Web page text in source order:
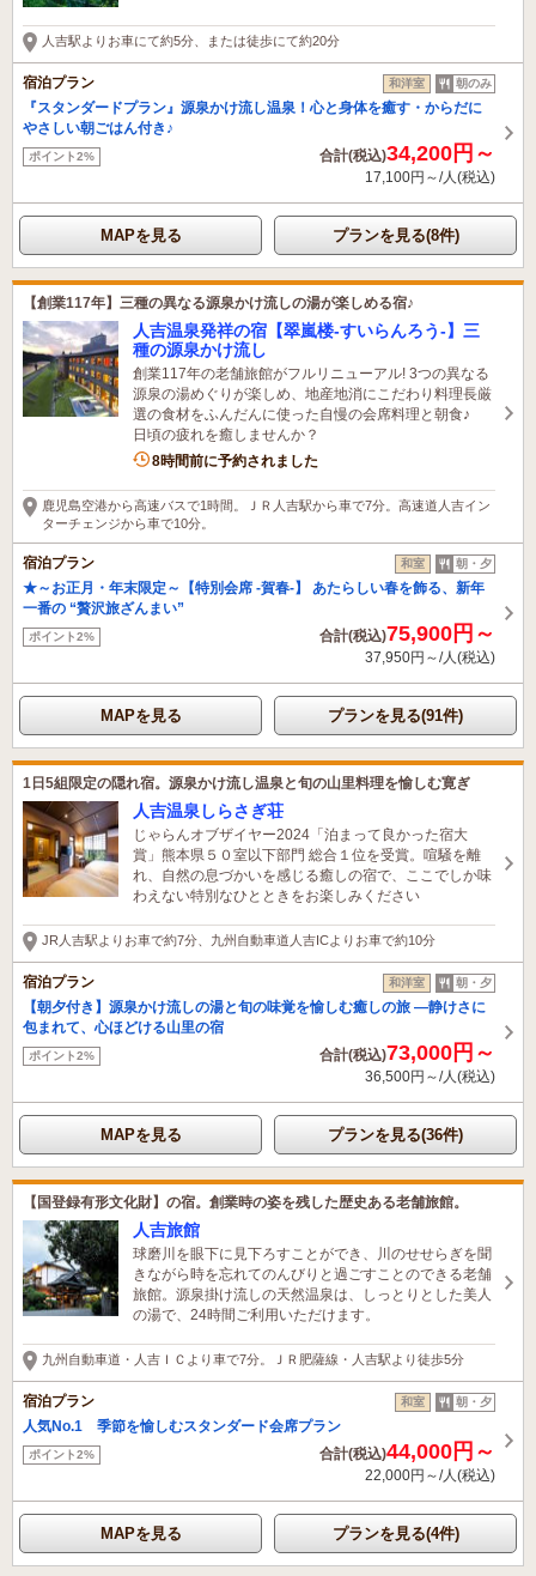
人吉駅よりお車にて約5分、または徒歩にて約20分
宿泊プラン 和洋室 朝のみ
『スタンダードプラン』源泉かけ流し温泉！心と身体を癒す・からだに
やさしい朝ごはん付き♪
ポイント2% 合計(税込)34,200円～
17,100円～/人(税込)
MAPを見る プランを見る(8件)
【創業117年】三種の異なる源泉かけ流しの湯が楽しめる宿♪
人吉温泉発祥の宿【翠嵐楼-すいらんろう-】三
種の源泉かけ流し
創業117年の老舗旅館がフルリニューアル! 3つの異なる
源泉の湯めぐりが楽しめ、地産地消にこだわり料理長厳
選の食材をふんだんに使った自慢の会席料理と朝食♪
日頃の疲れを癒しませんか？
8時間前に予約されました
鹿児島空港から高速バスで1時間。ＪＲ人吉駅から車で7分。高速道人吉イン
ターチェンジから車で10分。
宿泊プラン 和室 朝・夕
★～お正月・年末限定～【特別会席 -賀春-】 あたらしい春を飾る、新年
一番の “贅沢旅ざんまい”
ポイント2% 合計(税込)75,900円～
37,950円～/人(税込)
MAPを見る プランを見る(91件)
1日5組限定の隠れ宿。源泉かけ流し温泉と旬の山里料理を愉しむ寛ぎ
人吉温泉しらさぎ荘
じゃらんオブザイヤー2024「泊まって良かった宿大
賞」熊本県５０室以下部門 総合１位を受賞。喧騒を離
れ、自然の息づかいを感じる癒しの宿で、ここでしか味
わえない特別なひとときをお楽しみください
JR人吉駅よりお車で約7分、九州自動車道人吉ICよりお車で約10分
宿泊プラン 和洋室 朝・夕
【朝夕付き】源泉かけ流しの湯と旬の味覚を愉しむ癒しの旅 ―静けさに
包まれて、心ほどける山里の宿
ポイント2% 合計(税込)73,000円～
36,500円～/人(税込)
MAPを見る プランを見る(36件)
【国登録有形文化財】の宿。創業時の姿を残した歴史ある老舗旅館。
人吉旅館
球磨川を眼下に見下ろすことができ、川のせせらぎを聞
きながら時を忘れてのんびりと過ごすことのできる老舗
旅館。源泉掛け流しの天然温泉は、しっとりとした美人
の湯で、24時間ご利用いただけます。
九州自動車道・人吉ＩＣより車で7分。ＪＲ肥薩線・人吉駅より徒歩5分
宿泊プラン 和室 朝・夕
人気No.1 季節を愉しむスタンダード会席プラン
ポイント2% 合計(税込)44,000円～
22,000円～/人(税込)
MAPを見る プランを見る(4件)